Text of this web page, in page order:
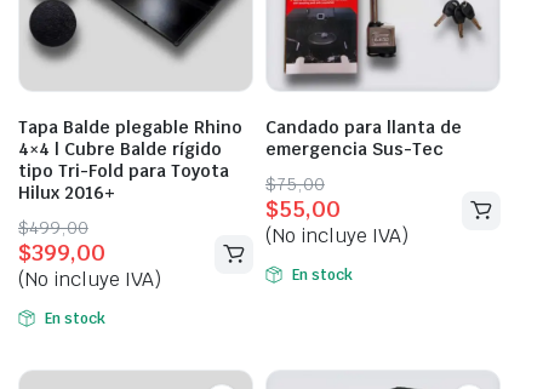
Tapa Balde plegable Rhino
4×4 | Cubre Balde rígido
tipo Tri-Fold para Toyota
Hilux 2016+
$499,00
Original
price
was:
$499,00.
$399,00
Current
price
is:
$399,00.
(No incluye IVA)
En stock
Candado para llanta de
emergencia Sus-Tec
$75,00
Original
price
was:
$75,00.
$55,00
Current
price
is:
$55,00.
(No incluye IVA)
En stock